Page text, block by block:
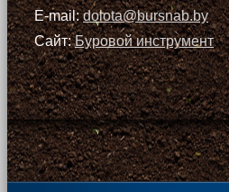
E-mail:dolota@bursnab.by
Сайт:Буровой инструмент